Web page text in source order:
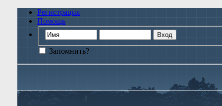
Регистрация
Помощь
Запомнить?